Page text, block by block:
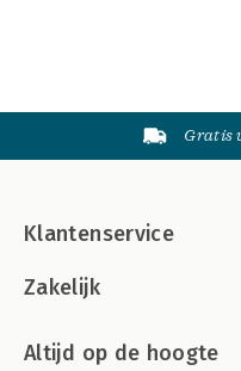
Gratis
Klantenservice
Zakelijk
Altijd op de hoogte